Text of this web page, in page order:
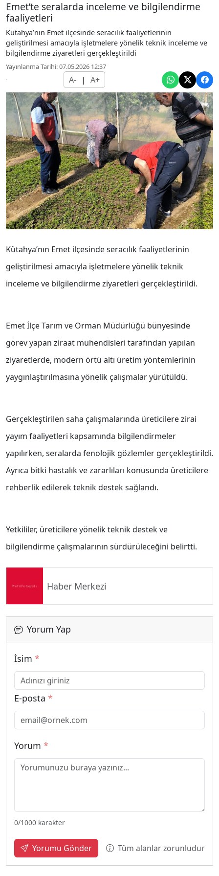
Emet’te seralarda inceleme ve bilgilendirme
faaliyetleri
Kütahya’nın Emet ilçesinde seracılık faaliyetlerinin
geliştirilmesi amacıyla işletmelere yönelik teknik inceleme ve
bilgilendirme ziyaretleri gerçekleştirildi
Yayınlanma Tarihi: 07.05.2026 12:37
A- | A+
Kütahya’nın Emet ilçesinde seracılık faaliyetlerinin
geliştirilmesi amacıyla işletmelere yönelik teknik
inceleme ve bilgilendirme ziyaretleri gerçekleştirildi.
Emet İlçe Tarım ve Orman Müdürlüğü bünyesinde
görev yapan ziraat mühendisleri tarafından yapılan
ziyaretlerde, modern örtü altı üretim yöntemlerinin
yaygınlaştırılmasına yönelik çalışmalar yürütüldü.
Gerçekleştirilen saha çalışmalarında üreticilere zirai
yayım faaliyetleri kapsamında bilgilendirmeler
yapılırken, seralarda fenolojik gözlemler gerçekleştirildi.
Ayrıca bitki hastalık ve zararlıları konusunda üreticilere
rehberlik edilerek teknik destek sağlandı.
Yetkililer, üreticilere yönelik teknik destek ve
bilgilendirme çalışmalarının sürdürüleceğini belirtti.
Haber Merkezi
Yorum Yap
İsim *
E-posta *
Yorum *
0/1000 karakter
Yorumu Gönder Tüm alanlar zorunludur